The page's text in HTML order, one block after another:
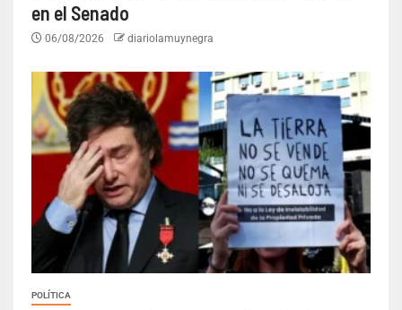
en el Senado
06/08/2026 diariolamuynegra
POLÍTICA